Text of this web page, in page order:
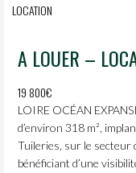
LOCATION
19 800€
LOIRE OCÉAN
d’environ 318 m²,
Tuileries, sur le secteur
bénéficiant d’une